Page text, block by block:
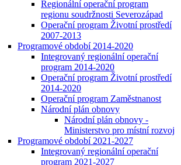
Regionální operační program
regionu soudržnosti Severozápad
Operační program Životní prostředí
2007-2013
Programové období 2014-2020
Integrovaný regionální operační
program 2014-2020
Operační program Životní prostředí
2014-2020
Operační program Zaměstnanost
Národní plán obnovy
Národní plán obnovy -
Ministerstvo pro místní rozvoj
Programové období 2021-2027
Integrovaný regionální operační
program 2021-2027